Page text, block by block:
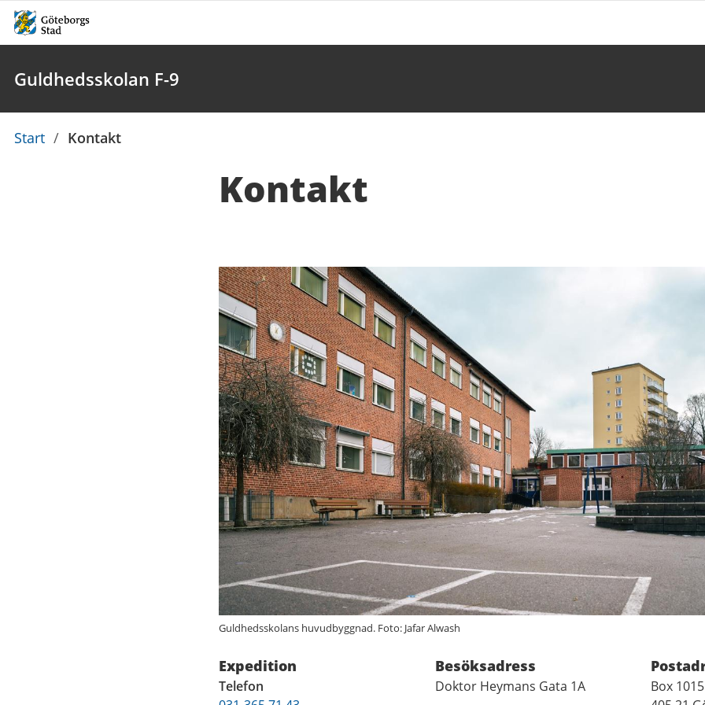
Guldhedsskolan F-9
Du
Start / Kontakt
Kontakt
Kontaktuppgifter
Guldhedsskolans huvudbyggnad. Foto: Jafar Alwash
Expedition
Telefon
Besöksadress
Doktor Heymans Gata 1A
Box 1015